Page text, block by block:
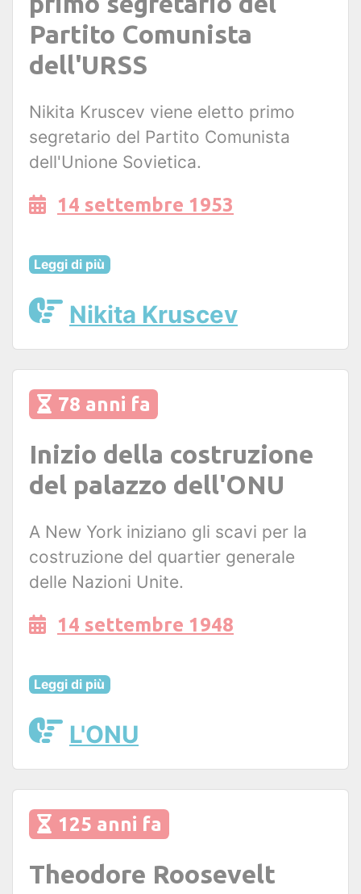
Partito Comunista
dell'URSS
Nikita Kruscev viene eletto primo
segretario del Partito Comunista
dell'Unione Sovietica.
14 settembre 1953
Leggi di più
Nikita Kruscev
78 anni fa
Inizio della costruzione
del palazzo dell'ONU
A New York iniziano gli scavi per la
costruzione del quartier generale
delle Nazioni Unite.
14 settembre 1948
Leggi di più
L'ONU
125 anni fa
Theodore Roosevelt